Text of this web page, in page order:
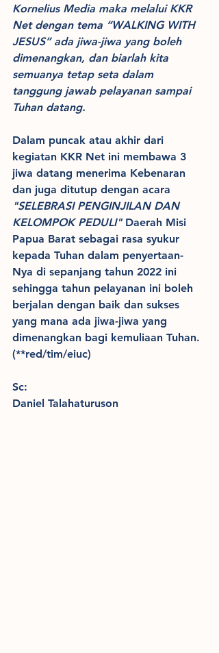
Kornelius Media maka melalui KKR
Net dengan tema “WALKING WITH
JESUS” ada jiwa-jiwa yang boleh
dimenangkan, dan biarlah kita
semuanya tetap seta dalam
tanggung jawab pelayanan sampai
Tuhan datang.
Dalam puncak atau akhir dari
kegiatan KKR Net ini membawa 3
jiwa datang menerima Kebenaran
dan juga ditutup dengan acara
"SELEBRASI PENGINJILAN DAN
KELOMPOK PEDULI" Daerah Misi
Papua Barat sebagai rasa syukur
kepada Tuhan dalam penyertaan-
Nya di sepanjang tahun 2022 ini
sehingga tahun pelayanan ini boleh
berjalan dengan baik dan sukses
yang mana ada jiwa-jiwa yang
dimenangkan bagi kemuliaan Tuhan.
(**red/tim/eiuc)
Sc:
Daniel Talahaturuson